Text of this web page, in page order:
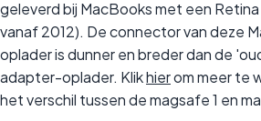
geleverd bij MacBooks met een
vanaf 2012). De connector van deze
oplader is dunner en breder dan de
adapter-oplader. Klikhierom meer te
het verschil tussen de magsafe 1 en